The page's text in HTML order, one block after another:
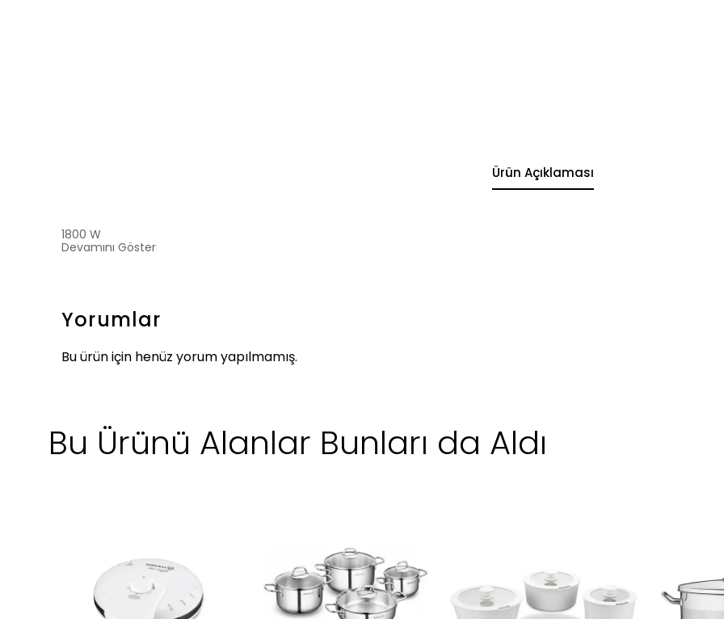
Ürün Açıklaması
1800 W
Devamını Göster
Yorumlar
Bu ürün için henüz yorum yapılmamış.
Bu Ürünü Alanlar Bunları da Aldı